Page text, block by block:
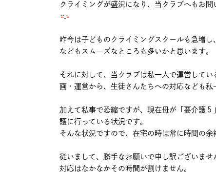
クライミングが盛況になり、当クラブへもお
昨今は子どものクライミングスクールも急増
などもスムーズなところも多いかと思います。
それに対して、当クラブは私一人で運営して
画・運営から、生徒さんたちへの対応なども私
加えて私事で恐縮ですが、現在母が「要介護
護に行っている状況です。
そんな状況ですので、在宅の時は常に時間の余
従いまして、勝手なお願いで申し訳ございま
対応はなかなかその時間が割けません。